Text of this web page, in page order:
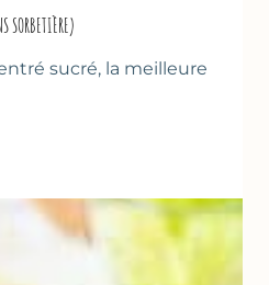
SORBETIÈRE)
sucré, la meilleure